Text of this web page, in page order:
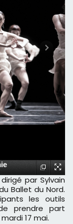
Ballet du Nord.
les outils
prendre part
17 mai.